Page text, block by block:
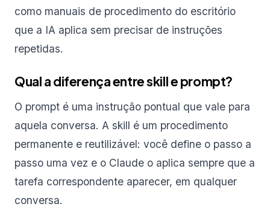
como manuais de procedimento do escritório
que a IA aplica sem precisar de instruções
repetidas.
Qual a diferença entre skill e prompt?
O prompt é uma instrução pontual que vale para
aquela conversa. A skill é um procedimento
permanente e reutilizável: você define o passo a
passo uma vez e o Claude o aplica sempre que a
tarefa correspondente aparecer, em qualquer
conversa.